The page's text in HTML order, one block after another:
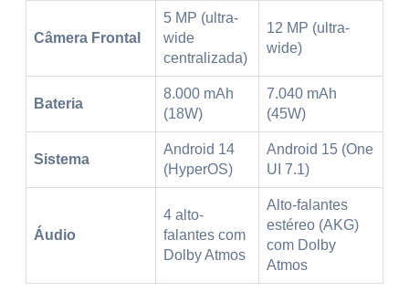
Câmera Frontal
5 MP (ultra-
wide
centralizada)
12 MP (ultra-
wide)
Bateria
8.000 mAh
(18W)
7.040 mAh
(45W)
Sistema
Android 14
(HyperOS)
Android 15 (One
UI 7.1)
Áudio
4 alto-
falantes com
Dolby Atmos
Alto-falantes
estéreo (AKG)
com Dolby
Atmos